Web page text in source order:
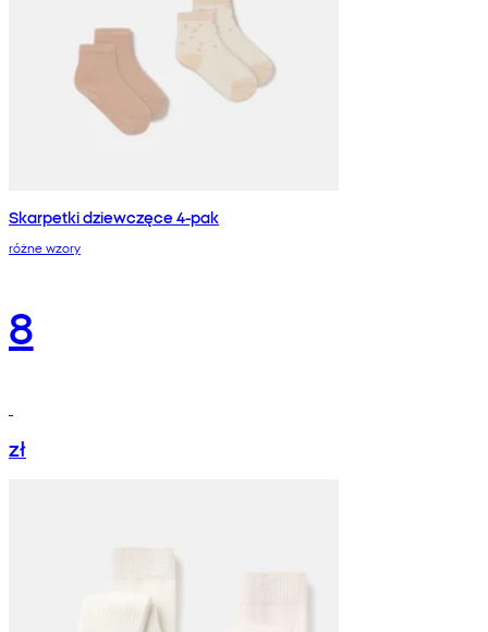
Skarpetki dziewczęce 4-pak
różne wzory
8
zł